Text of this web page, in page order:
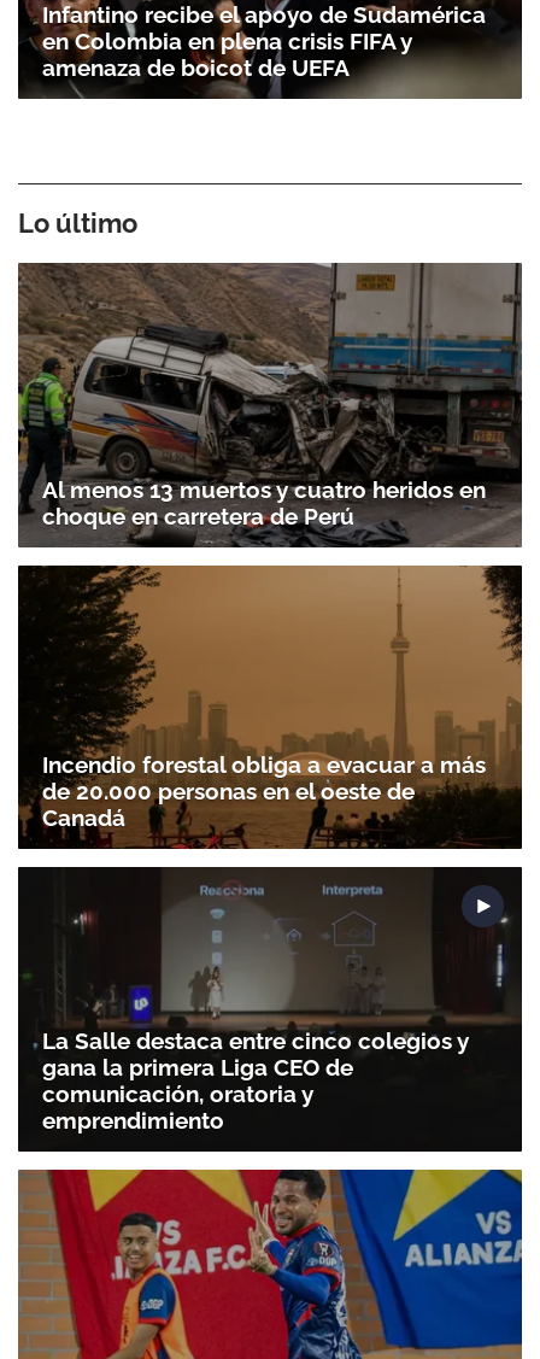
Infantino recibe el apoyo de Sudamérica
en Colombia en plena crisis FIFA y
amenaza de boicot de UEFA
Lo último
Al menos 13 muertos y cuatro heridos en
choque en carretera de Perú
Incendio forestal obliga a evacuar a más
de 20.000 personas en el oeste de
Canadá
La Salle destaca entre cinco colegios y
gana la primera Liga CEO de
comunicación, oratoria y
emprendimiento